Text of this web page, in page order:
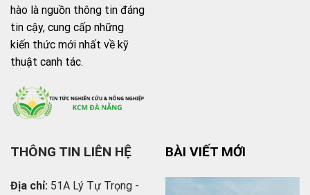
hào là nguồn thông tin đáng
tin cậy, cung cấp những
kiến thức mới nhất về kỹ
thuật canh tác.
THÔNG TIN LIÊN HỆ
Địa chỉ: 51A Lý Tự Trọng -
BÀI VIẾT MỚI